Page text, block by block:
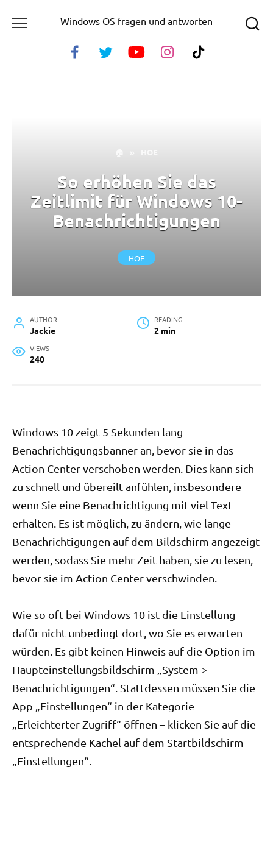
Windows OS fragen und antworten
So erhöhen Sie das
Zeitlimit für Windows 10-
Benachrichtigungen
HOE
AUTHOR
Jackie
READING
2 min
VIEWS
240
Windows 10 zeigt 5 Sekunden lang
Benachrichtigungsbanner an, bevor sie in das
Action Center verschoben werden. Dies kann sich
zu schnell und übereilt anfühlen, insbesondere
wenn Sie eine Benachrichtigung mit viel Text
erhalten. Es ist möglich, zu ändern, wie lange
Benachrichtigungen auf dem Bildschirm angezeigt
werden, sodass Sie mehr Zeit haben, sie zu lesen,
bevor sie im Action Center verschwinden.
Wie so oft bei Windows 10 ist die Einstellung
dafür nicht unbedingt dort, wo Sie es erwarten
würden. Es gibt keinen Hinweis auf die Option im
Haupteinstellungsbildschirm „System >
Benachrichtigungen“. Stattdessen müssen Sie die
App „Einstellungen“ in der Kategorie
„Erleichterter Zugriff“ öffnen – klicken Sie auf die
entsprechende Kachel auf dem Startbildschirm
„Einstellungen“.